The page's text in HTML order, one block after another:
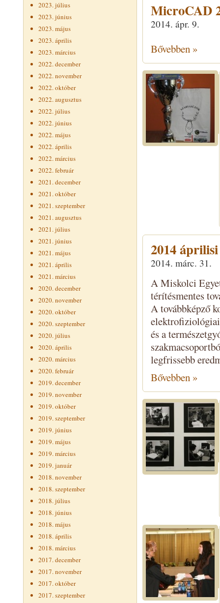
2023. július
2023. június
2023. május
2023. április
2023. március
2022. december
2022. november
2022. október
2022. augusztus
2022. július
2022. június
2022. május
2022. április
2022. március
2022. február
2021. december
2021. október
2021. szeptember
2021. augusztus
2021. július
2021. június
2021. május
2021. április
2021. március
2020. december
2020. november
2020. október
2020. szeptember
2020. július
2020. április
2020. március
2020. február
2019. december
2019. november
2019. október
2019. szeptember
2019. június
2019. május
2019. március
2019. január
2018. november
2018. szeptember
2018. július
2018. június
2018. május
2018. április
2018. március
2017. december
2017. november
2017. október
2017. szeptember
MicroCAD
2014. ápr. 9.
Bővebben »
2014
2014. márc. 31.
A Miskolci
térítésmentes
A továbbképző
elektrofiziológiai
és a
legfrissebb
Bővebben »